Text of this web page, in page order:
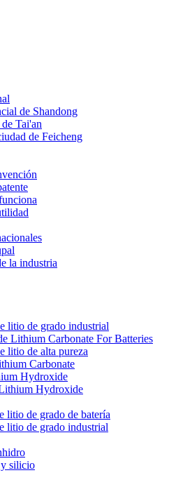
de Shandong
Tai'an
de Feicheng
la industria
litio de grado industrial
Lithium Carbonate For Batteries
litio de alta pureza
Carbonate
Hydroxide
Hydroxide
litio de grado de batería
litio de grado industrial
silicio